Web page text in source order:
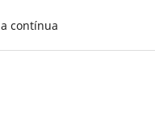
contínua